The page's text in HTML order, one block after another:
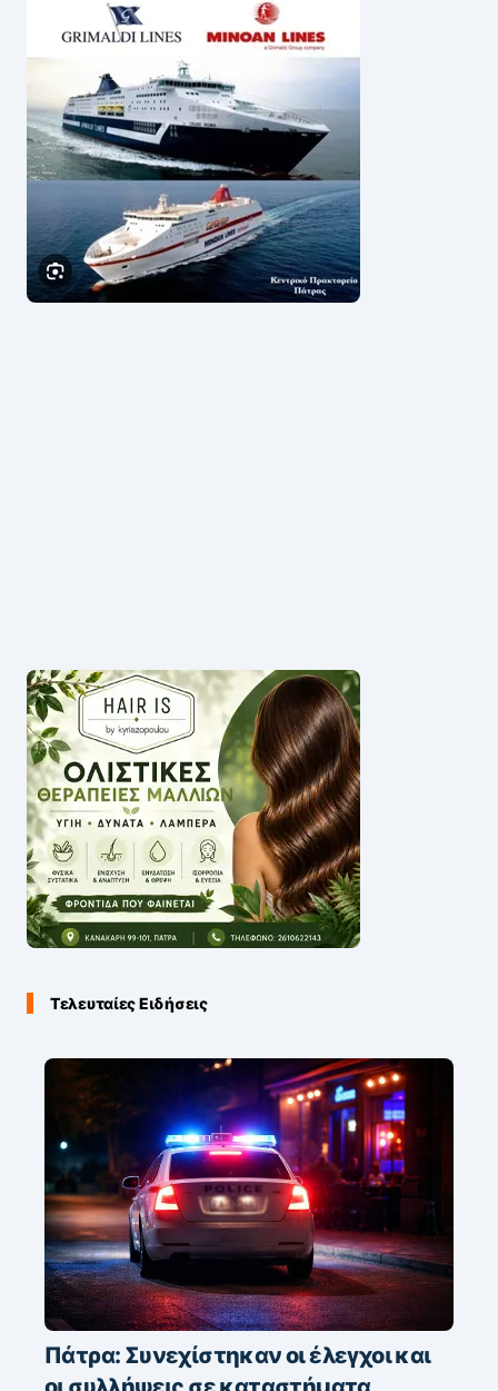
Τελευταίες Ειδήσεις
Πάτρα: Συνεχίστηκαν οι έλεγχοι και